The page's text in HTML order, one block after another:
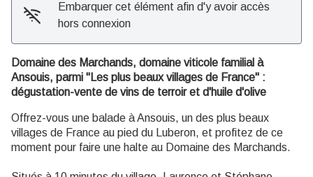
Embarquer cet élément afin d'y avoir accès
hors connexion
Domaine des Marchands, domaine viticole familial à
Ansouis, parmi "Les plus beaux villages de France" :
dégustation-vente de vins de terroir et d'huile d'olive
Offrez-vous une balade à Ansouis, un des plus beaux
villages de France au pied du Luberon, et profitez de ce
moment pour faire une halte au Domaine des Marchands.